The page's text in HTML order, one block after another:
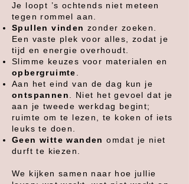
Je loopt ’s ochtends niet meteen
tegen rommel aan.
Spullen vinden zonder zoeken.
Een vaste plek voor alles, zodat je
tijd en energie overhoudt.
Slimme keuzes voor materialen en
opbergruimte
Aan het eind van de dag kun je
ontspannen
. Niet het gevoel dat je
aan je tweede werkdag begint;
ruimte om te lezen, te koken of iets
leuks te doen.
Geen witte wandenomdat je niet
durft te kiezen.
We kijken samen naar hoe jullie